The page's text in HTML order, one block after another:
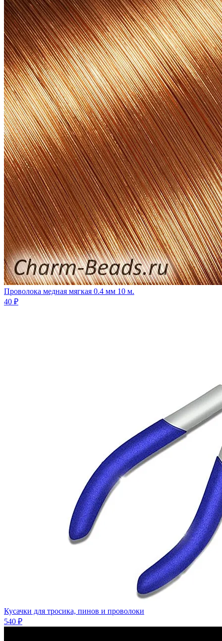
Проволока медная мягкая 0.4 мм 10 м.
40 ₽
Кусачки для тросика, пинов и проволоки
540 ₽